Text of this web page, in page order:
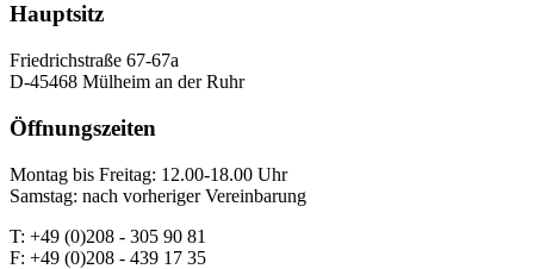
Hauptsitz
Friedrichstraße 67-67a
D-45468 Mülheim an der Ruhr
Öffnungszeiten
Montag bis Freitag: 12.00-18.00 Uhr
Samstag: nach vorheriger Vereinbarung
T: +49 (0)208 - 305 90 81
F: +49 (0)208 - 439 17 35